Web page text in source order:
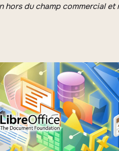
hors du champ commercial et